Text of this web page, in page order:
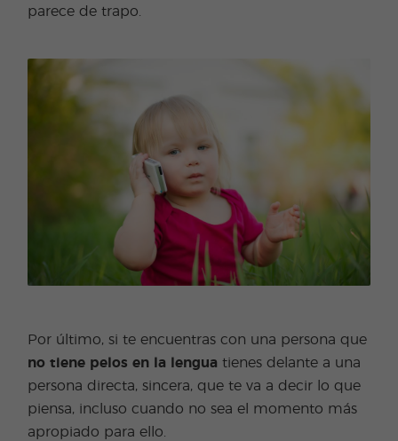
parece de trapo.
Por último, si te encuentras con una persona que
no tiene pelos en la lengua tienes delante a una
persona directa, sincera, que te va a decir lo que
piensa, incluso cuando no sea el momento más
apropiado para ello.